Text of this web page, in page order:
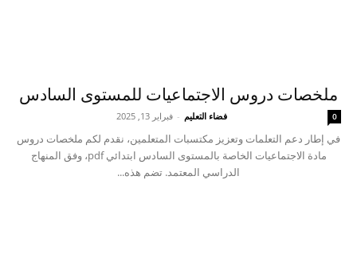
ملخصات دروس الاجتماعيات للمستوى السادس
فضاء التعليم - فبراير 13, 2025 0
في إطار دعم التعلمات وتعزيز مكتسبات المتعلمين، نقدم لكم ملخصات دروس
مادة الاجتماعيات الخاصة بالمستوى السادس ابتدائي pdf، وفق المنهاج
الدراسي المعتمد. تضم هذه...